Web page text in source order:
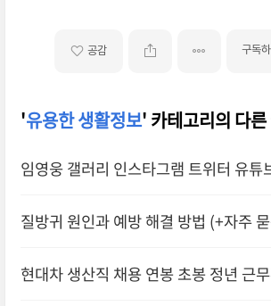
공감 구독하
'유용한 생활정보' 카테고리의 다른
임영웅 갤러리 인스타그램 트위터 유튜
질방귀 원인과 예방 해결 방법 (+자주
현대차 생산직 채용 연봉 초봉 정년 근